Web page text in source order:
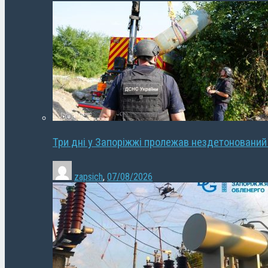
Три дні у Запоріжжі пролежав
zapsich, 07/08/2026